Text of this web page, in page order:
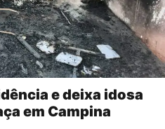
e deixa idosa
em Campina